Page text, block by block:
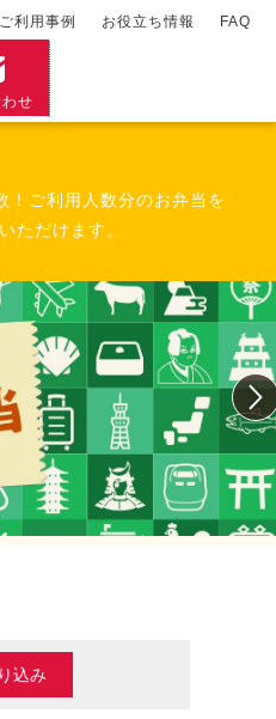
せ
ご利用事例 お役立ち情報 FAQ
！ご利用人数分のお弁当を
ただけます。